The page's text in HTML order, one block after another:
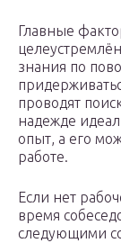
Главные
знания по
проводят
надежде
опыт, а его
работе.
Если нет
время
следующими